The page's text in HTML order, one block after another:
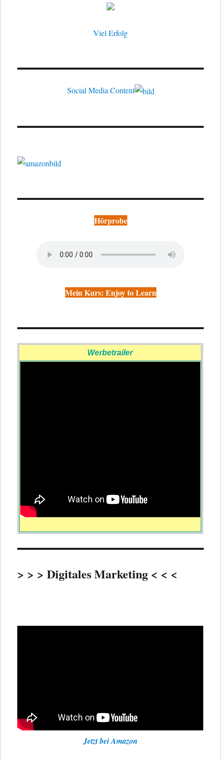
Viel Erfolg
Social Media Content
Hörprobe
Mein Kurs: Enjoy to Learn
Werbetrailer
> > > Digitales Marketing < < <
Jetzt bei Amazon